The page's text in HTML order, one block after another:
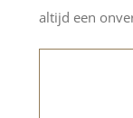
altijd een